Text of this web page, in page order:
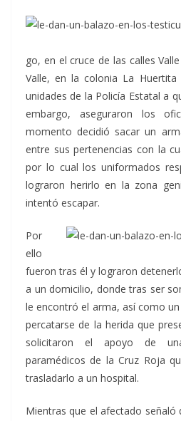
go, en el cruce de las calles
Valle, en la colonia La
unidades de la Policía Estatal a
embargo, aseguraron los
momento decidió sacar un
entre sus pertenencias con la
por lo cual los uniformados
lograron herirlo en la zona
intentó escapar.
Por
ello
fueron tras él y lograron
a un domicilio, donde tras ser
le encontró el arma, así como
percatarse de la herida que
solicitaron el apoyo de
paramédicos de la Cruz Roja
trasladarlo a un hospital.
Mientras que el afectado señaló